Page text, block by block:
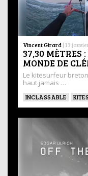
Vincent Girard | 13
37,30 MÈTRES
MONDE DE
Le kitesurfeur
haut jamais …
INCLASSABLE